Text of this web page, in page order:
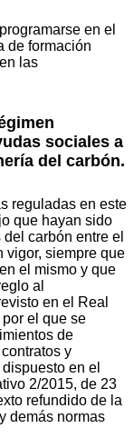
en el
de formación
las
sociales a
del carbón.
reguladas en este
que hayan sido
carbón entre el
vigor, siempre que
el mismo y que
al
en el Real
el que se
de
y
en el
2/2015, de 23
refundido de la
demás normas